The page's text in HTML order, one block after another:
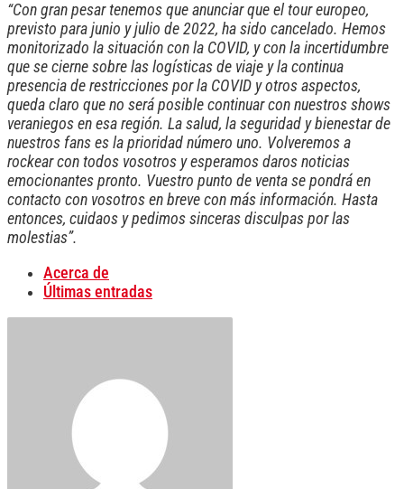
“Con gran pesar tenemos que anunciar que el tour europeo,
previsto para junio y julio de 2022, ha sido cancelado. Hemos
monitorizado la situación con la COVID, y con la incertidumbre
que se cierne sobre las logísticas de viaje y la continua
presencia de restricciones por la COVID y otros aspectos,
queda claro que no será posible continuar con nuestros shows
veraniegos en esa región. La salud, la seguridad y bienestar de
nuestros fans es la prioridad número uno. Volveremos a
rockear con todos vosotros y esperamos daros noticias
emocionantes pronto. Vuestro punto de venta se pondrá en
contacto con vosotros en breve con más información. Hasta
entonces, cuidaos y pedimos sinceras disculpas por las
molestias”.
Acerca de
Últimas entradas